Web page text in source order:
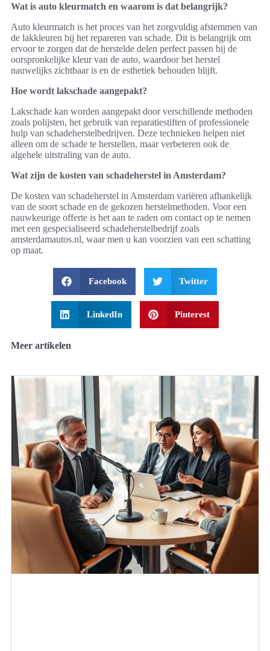
Wat is auto kleurmatch en waarom is dat belangrijk?
Auto kleurmatch is het proces van het zorgvuldig afstemmen van
de lakkleuren bij het repareren van schade. Dit is belangrijk om
ervoor te zorgen dat de herstelde delen perfect passen bij de
oorspronkelijke kleur van de auto, waardoor het herstel
nauwelijks zichtbaar is en de esthetiek behouden blijft.
Hoe wordt lakschade aangepakt?
Lakschade kan worden aangepakt door verschillende methoden
zoals polijsten, het gebruik van reparatiestiften of professionele
hulp van schadeherstelbedrijven. Deze technieken helpen niet
alleen om de schade te herstellen, maar verbeteren ook de
algehele uitstraling van de auto.
Wat zijn de kosten van schadeherstel in Amsterdam?
De kosten van schadeherstel in Amsterdam variëren afhankelijk
van de soort schade en de gekozen herstelmethoden. Voor een
nauwkeurige offerte is het aan te raden om contact op te nemen
met een gespecialiseerd schadeherstelbedrijf zoals
amsterdamautos.nl, waar men u kan voorzien van een schatting
op maat.
Facebook Twitter
LinkedIn Pinterest
Meer artikelen